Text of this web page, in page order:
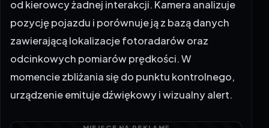
pozycję pojazdu i porównuje ją z bazą danych
zawierającą lokalizacje fotoradarów oraz
odcinkowych pomiarów prędkości. W
momencie zbliżania się do punktu kontrolnego,
urządzenie emituje dźwiękowy i wizualny alert.
W przypadku odcinkowego pomiaru prędkości,